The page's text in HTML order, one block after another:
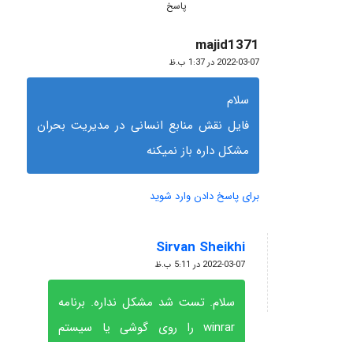
پاسخ
majid1371
گفته:
2022-03-07 در 1:37 ب.ظ
سلام
فایل نقش منابع انسانی در مدیریت بحران
مشکل داره باز نمیکنه
برای پاسخ دادن وارد شوید
Sirvan Sheikhi
گفته:
2022-03-07 در 5:11 ب.ظ
سلام. تست شد مشکل نداره. برنامه
winrar را روی گوشی یا سیستم